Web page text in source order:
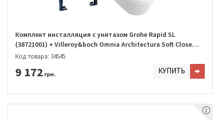
Комплект инсталляция с унитазом Grohe Rapid SL
(38721001) + Villeroy&boch Omnia Architectura Soft Close
(5684H101)
Код товара: 34545
9 172 грн. КУПИТЬ